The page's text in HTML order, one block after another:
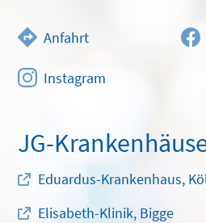
Anfahrt
Instagram
JG-
Eduardus-Krankenhaus,
Elisabeth-Klinik, Bigge